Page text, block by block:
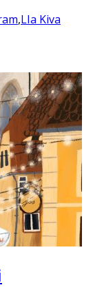
,LIa Kiva